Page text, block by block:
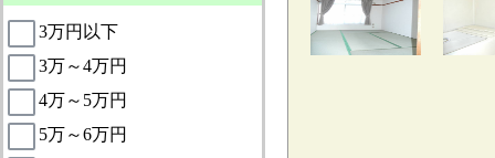
3万円以下
3万～4万円
4万～5万円
5万～6万円